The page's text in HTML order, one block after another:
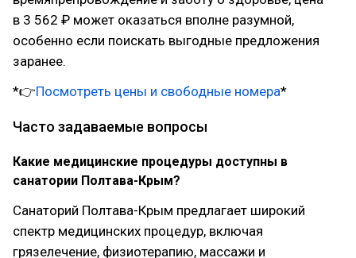
в 3 562 ₽ может оказаться вполне разумной,
особенно если поискать выгодные предложения
заранее.
*👉Посмотреть цены и свободные номера*
Часто задаваемые вопросы
Какие медицинские процедуры доступны в
санатории Полтава-Крым?
Санаторий Полтава-Крым предлагает широкий
спектр медицинских процедур, включая
грязелечение, физиотерапию, массажи и